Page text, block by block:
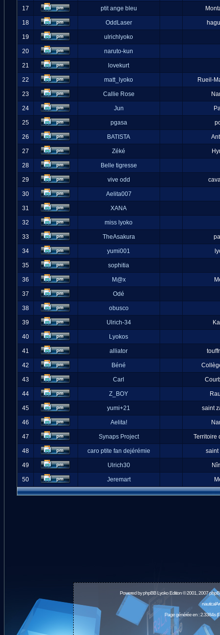
17 ptit ange bleu
18 OddLaser
19 ulrichlyoko
20 naruto-kun
21 lovekurt
22 matt_lyoko Rueil-
23 Callie Rose
24 Jun
25 pgasa
26 BATISTA
27 Zéké
28 Belle tigresse
29 vive odd
30 Aelita007
31 XANA
32 miss lyoko
33 TheAsakura
34 yumi001
35 sophitia
36 M@x
37 Odé
38 obusco
39 Ulrich-34
40 Lyokos
41 alliator
42 Béné
43 Carl
44 Z_BOY
45 yumi+21 saint
46 Aelita!
47 Synaps Project Territoire
48 caro ptite fan dejérémie saint
49 Ulrich30
50 Jeremart
Powered byphpBBLyoko Edition © 2001, 2007
Page générée en : 2.3384s